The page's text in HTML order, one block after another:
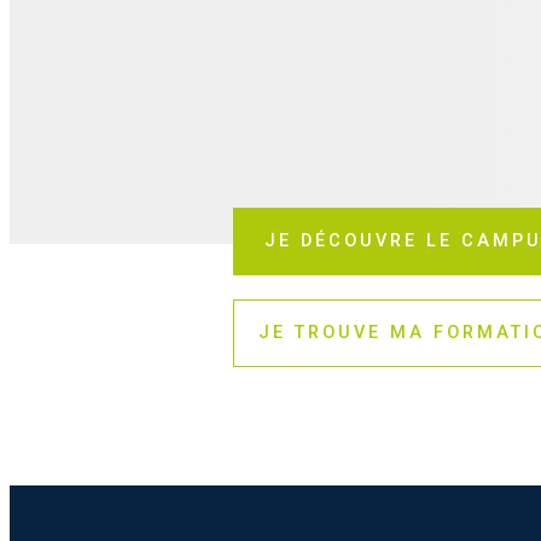
UN CAMPUS
EN VENDÉE
JE DÉCOUVRE LE
JE TROUVE MA